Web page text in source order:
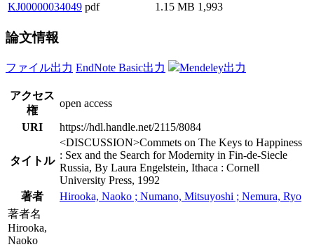
KJ00000034049 pdf 1.15 MB 1,993
論文情報
ファイル出力 EndNote Basic出力 Mendeley出力
アクセス
権
open access
URI
https://hdl.handle.net/2115/8084
タイトル
<DISCUSSION>Commets on The Keys to Happiness
: Sex and the Search for Modernity in Fin-de-Siecle
Russia, By Laura Engelstein, Ithaca : Cornell
University Press, 1992
著者
Hirooka, Naoko ; Numano, Mitsuyoshi ; Nemura, Ryo
著者名
Hirooka,
Naoko